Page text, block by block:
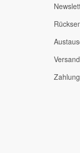
Toyota
Vauxhall